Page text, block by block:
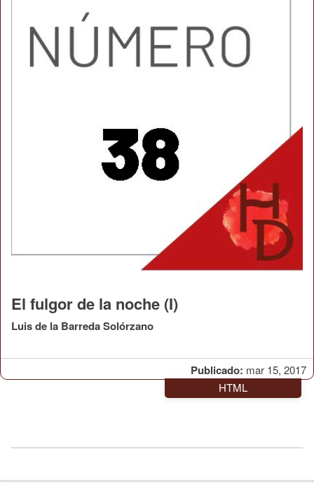
Publicado: mar 15, 2017
El fulgor de la noche (I)
Luis de la Barreda Solórzano
HTML